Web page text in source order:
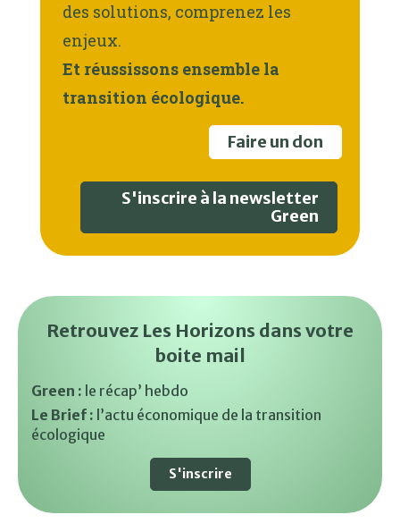
des solutions, comprenez les
enjeux.
Et réussissons ensemble la
transition écologique.
Faire un don
S'inscrire à la newsletter
Green
Retrouvez Les Horizons dans votre
boite mail
Green : le récap’ hebdo
Le Brief : l’actu économique de la transition
écologique
S'inscrire